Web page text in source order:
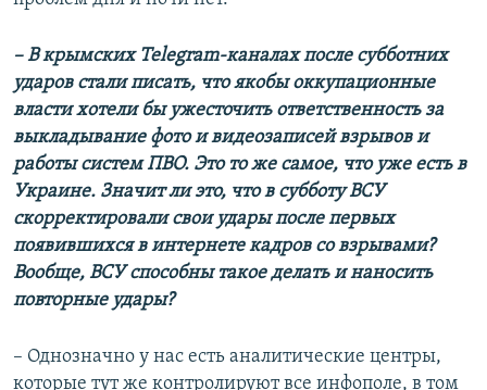
– В крымских Telegram-каналах после субботних
ударов стали писать, что якобы оккупационные
власти хотели бы ужесточить ответственность за
выкладывание фото и видеозаписей взрывов и
работы систем ПВО. Это то же самое, что уже есть в
Украине. Значит ли это, что в субботу ВСУ
скорректировали свои удары после первых
появившихся в интернете кадров со взрывами?
Вообще, ВСУ способны такое делать и наносить
повторные удары?
– Однозначно у нас есть аналитические центры,
которые тут же контролируют все инфополе, в том